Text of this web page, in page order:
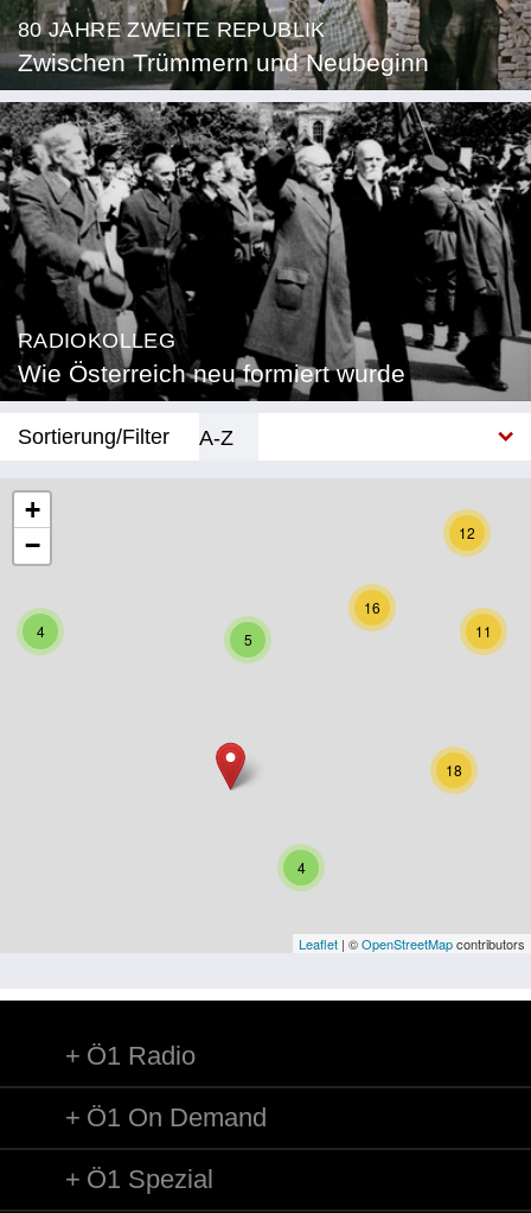
80 JAHRE ZWEITE REPUBLIK
Zwischen Trümmern und Neubeginn
RADIOKOLLEG
Wie Österreich neu formiert wurde
Sortierung/Filter
A-Z
Kärnten
Oberösterreich
Salzburg
Vorarlberg
Besatzungsmächte
Frauen, Mütter, Kinder
4
5
12
16
11
18
4
+
−
Leaflet | ©OpenStreetMapcontributors
Ö1 Radio
Ö1 On Demand
Ö1 Spezial